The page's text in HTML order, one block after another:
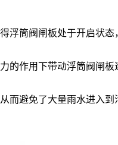
筒阀闸板处于开启状态
用下带动浮筒阀闸板
避免了大量雨水进入到